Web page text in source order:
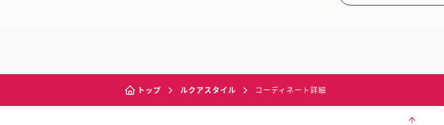
トップ ルクアスタイル コーディネート詳細